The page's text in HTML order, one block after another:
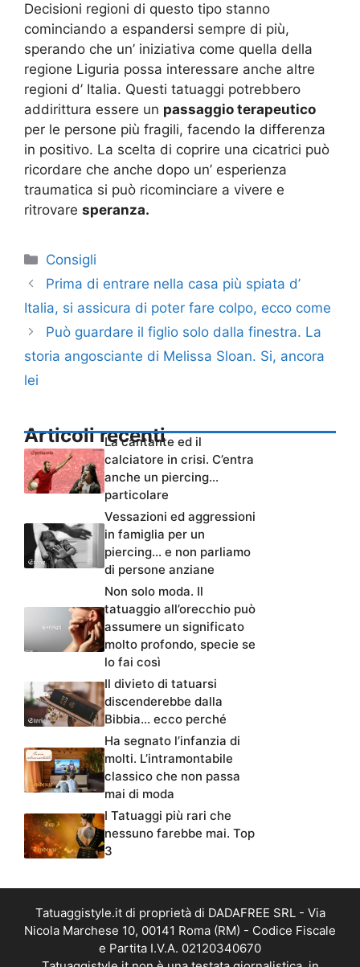
Decisioni regioni di questo tipo stanno
cominciando a espandersi sempre di più,
sperando che un’ iniziativa come quella della
regione Liguria possa interessare anche altre
regioni d’ Italia. Questi tatuaggi potrebbero
addirittura essere un passaggio terapeutico
per le persone più fragili, facendo la differenza
in positivo. La scelta di coprire una cicatrici può
ricordare che anche dopo un’ esperienza
traumatica si può ricominciare a vivere e
ritrovare speranza.
Categorie
Consigli
Prima di entrare nella casa più spiata d’
Italia, si assicura di poter fare colpo, ecco come
Può guardare il figlio solo dalla finestra. La
storia angosciante di Melissa Sloan. Si, ancora
lei
Articoli recenti
La cantante ed il
calciatore in crisi. C’entra
anche un piercing…
particolare
Vessazioni ed aggressioni
in famiglia per un
piercing… e non parliamo
di persone anziane
Non solo moda. Il
tatuaggio all’orecchio può
assumere un significato
molto profondo, specie se
lo fai così
Il divieto di tatuarsi
discenderebbe dalla
Bibbia… ecco perché
Ha segnato l’infanzia di
molti. L’intramontabile
classico che non passa
mai di moda
I Tatuaggi più rari che
nessuno farebbe mai. Top
3
Tatuaggistyle.it di proprietà di DADAFREE SRL - Via
Nicola Marchese 10, 00141 Roma (RM) - Codice Fiscale
e Partita I.V.A. 02120340670